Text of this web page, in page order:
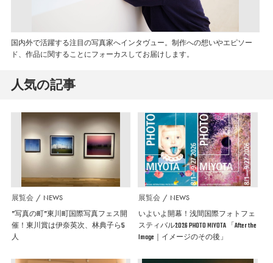
国内外で活躍する注目の写真家へインタヴュー。制作への想いやエピソー
ド、作品に関することにフォーカスしてお届けします。
人気の記事
展覧会 NEWS
”写真の町”東川町国際写真フェス開
催！東川賞は伊奈英次、林典子ら5
人
展覧会 NEWS
いよいよ開幕！浅間国際フォトフェ
スティバル2026 PHOTO MIYOTA 「After the
Image｜イメージのその後」